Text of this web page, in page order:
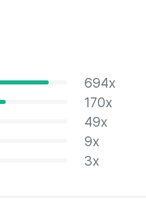
694x
170x
49x
9x
3x